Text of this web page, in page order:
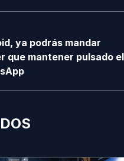
ya podrás mandar
que mantener pulsado el